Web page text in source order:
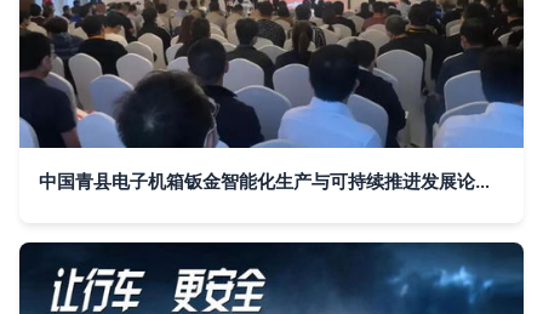
中国青县电子机箱钣金智能化生产与可持续推进发展论坛成功举办，引领智能电子产品开发新浪潮